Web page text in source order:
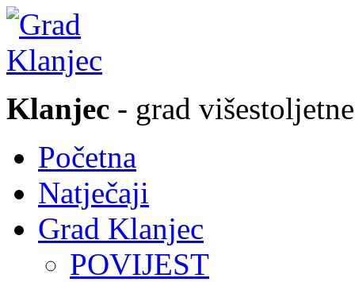
Klanjec - grad
Početna
Natječaji
Grad Klanjec
POVIJEST